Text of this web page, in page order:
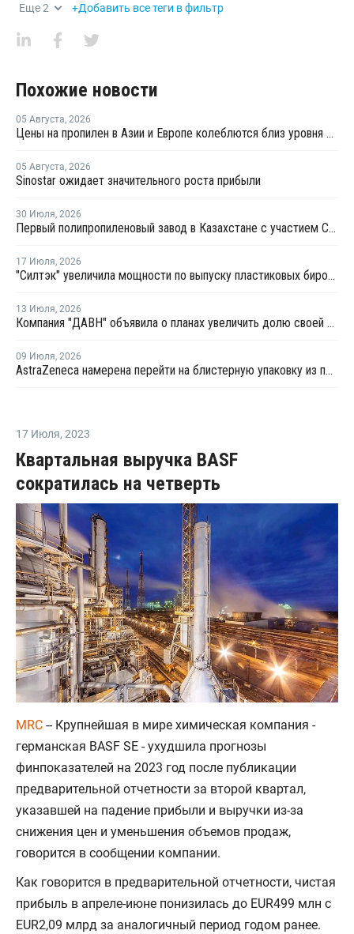
Еще2 +Добавить все теги в фильтр
Похожие новости
05 Августа, 2026
Цены на пропилен в Азии и Европе колеблются близ уровня в USD1000
05 Августа, 2026
Sinostar ожидает значительного роста прибыли
30 Июля, 2026
Первый полипропиленовый завод в Казахстане с участием СИБУРа терпит убытки
17 Июля, 2026
"Силтэк" увеличила мощности по выпуску пластиковых бирок для животных
13 Июля, 2026
Компания "ДАВН" объявила о планах увеличить долю своей полимерной продукции в России
09 Июля, 2026
AstraZeneca намерена перейти на блистерную упаковку из полипропилена
17 Июля, 2023
Квартальная выручка BASF
сократилась на четверть
MRC -- Крупнейшая в мире химическая компания -
германская BASF SE - ухудшила прогнозы
финпоказателей на 2023 год после публикации
предварительной отчетности за второй квартал,
указавшей на падение прибыли и выручки из-за
снижения цен и уменьшения объемов продаж,
говорится в сообщении компании.
Как говорится в предварительной отчетности, чистая
прибыль в апреле-июне понизилась до EUR499 млн с
EUR2,09 млрд за аналогичный период годом ранее.